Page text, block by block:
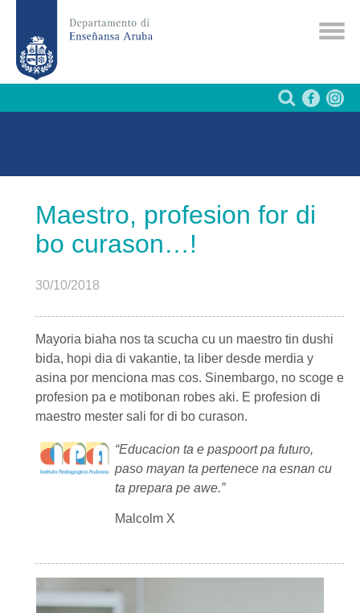
Maestro, profesion for di
bo curason…!
30/10/2018
Mayoria biaha nos ta scucha cu un maestro tin dushi
bida, hopi dia di vakantie, ta liber desde merdia y
asina por menciona mas cos. Sinembargo, no scoge e
profesion pa e motibonan robes aki. E profesion di
maestro mester sali for di bo curason.
“Educacion ta e paspoort pa futuro,
paso mayan ta pertenece na esnan cu
ta prepara pe awe.”
Malcolm X